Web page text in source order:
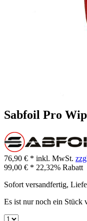
Sabfoil Pro
76,90 € * inkl. MwSt.
99,00 € * 22,32% Rabatt
Sofort versandfertig,
Es ist nur noch ein Stück